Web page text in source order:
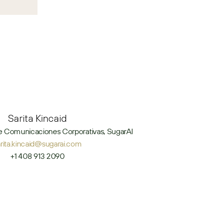
Sarita Kincaid
Comunicaciones Corporativas, SugarAI
+1 408 913 2090